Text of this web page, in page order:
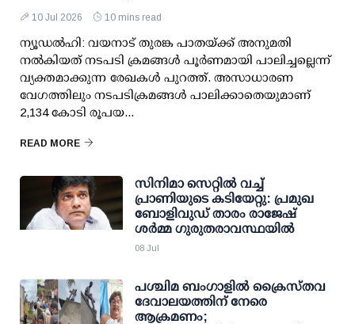
10 Jul 2026 10 mins read
ന്യൂഡല്‍ഹി: വയനാട് തുരങ്ക പാതയ്ക്ക് അനുമതി
നല്‍കിയത് നടപടി ക്രമങ്ങള്‍ പൂര്‍ണമായി പാലിച്ചല്ലെന്ന്
വ്യക്തമാക്കുന്ന രേഖകള്‍ പുറത്ത്. അസാധാരണ
വേഗത്തിലും നടപടിക്രമങ്ങള്‍ പാലിക്കാതെയുമാണ്
2,134 കോടി രൂപയ...
READ MORE
സിനിമാ സെറ്റില്‍ വച്ച്
പ്രാണിയുടെ കടിയേറ്റു: പ്രമുഖ
ബോളിവുഡ് താരം രാജേഷ്
ശര്‍മ്മ ഗുരുതരാവസ്ഥയില്‍
08 Jul
പശ്ചിമ ബംഗാളിൽ ക്രൈസ്തവ
ദേവാലയത്തിന് നേരെ
ആക്രമണം;